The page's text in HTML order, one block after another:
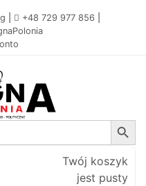
+48 729 977 856
Search Button
Twój koszyk
jest pusty